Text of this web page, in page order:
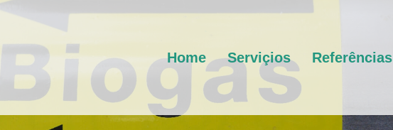
Home Serviçios Referências